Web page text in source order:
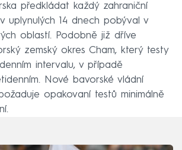
předkládat každý zahraniční
uplynulých 14 dnech pobýval v
oblastí. Podobně již dříve
zemský okres Cham, který testy
intervalu, v případě
Nové bavorské vládní
opakovaní testů minimálně